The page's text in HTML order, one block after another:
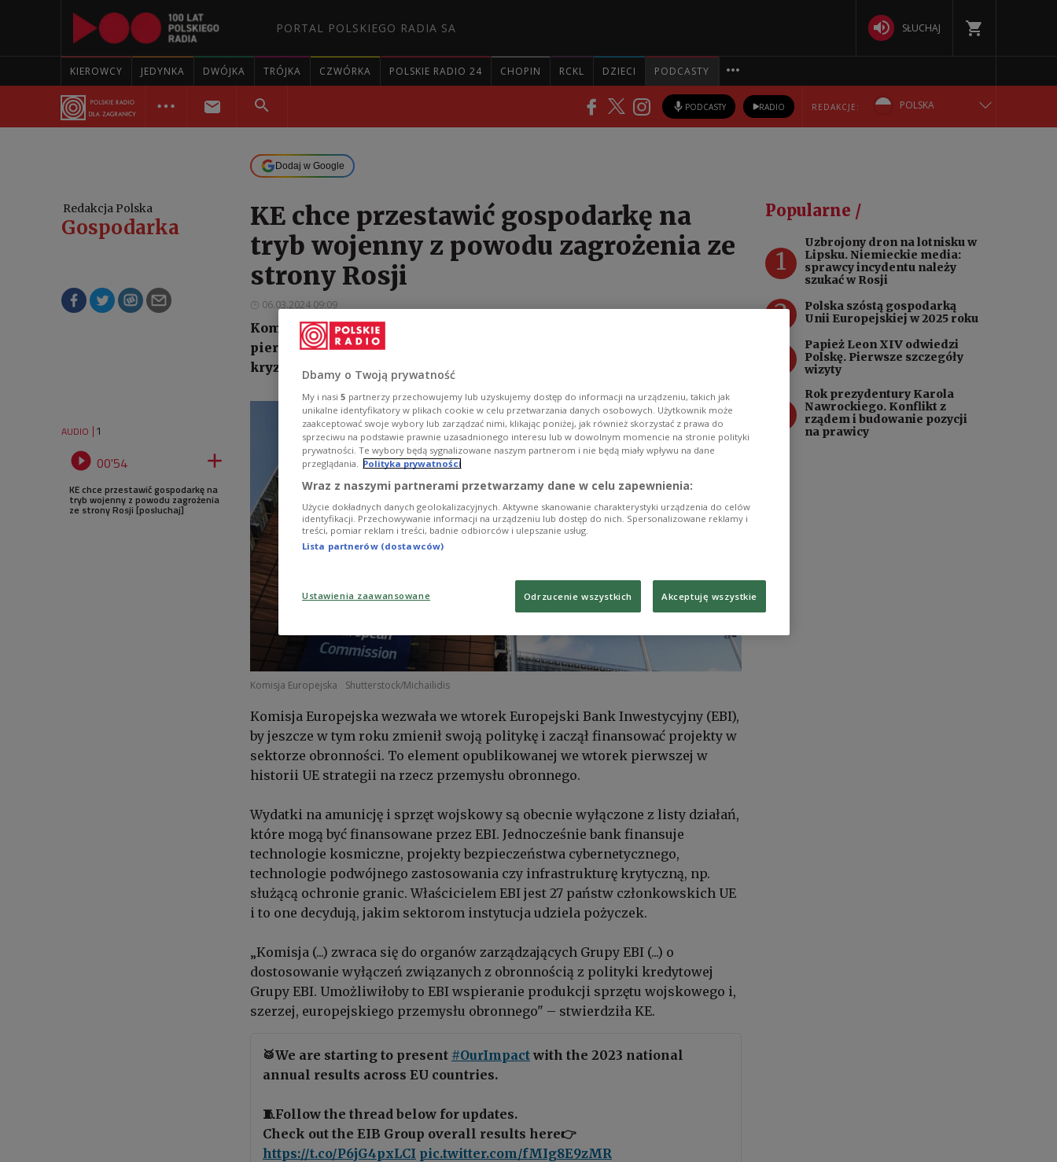
PORTAL POLSKIEGO RADIA SA SŁUCHAJ
KIEROWCY JEDYNKA DWÓJKA TRÓJKA CZWÓRKA POLSKIE RADIO 24 CHOPIN RCKL DZIECI PODCASTY
PODCASTY RADIO REDAKCJE: POLSKA
РУССКИЙ
УКРАЇНСЬКА
Dodaj w Google
Redakcja Polska
Gospodarka
KE chce przestawić gospodarkę na
tryb wojenny z powodu zagrożenia ze
strony Rosji
06.03.2024 09:09
Komisja Europejska zaprezentowała strategię dla przemysłu obronnego,
pierwszą tego typu w historii. Chodzi o to, by przejść od reagowania
kryzysowego do trybu gotowości obronnej
AUDIO 1
 00'54 
KE chce przestawić gospodarkę na
tryb wojenny z powodu zagrożenia
ze strony Rosji [posluchaj]
Komisja Europejska Shutterstock/Michailidis
Komisja Europejska wezwała we wtorek Europejski Bank Inwestycyjny (EBI),
by jeszcze w tym roku zmienił swoją politykę i zaczął finansować projekty w
sektorze obronności. To element opublikowanej we wtorek pierwszej w
historii UE strategii na rzecz przemysłu obronnego.
Wydatki na amunicję i sprzęt wojskowy są obecnie wyłączone z listy działań,
które mogą być finansowane przez EBI. Jednocześnie bank finansuje
technologie kosmiczne, projekty bezpieczeństwa cybernetycznego,
technologie podwójnego zastosowania czy infrastrukturę krytyczną, np.
służącą ochronie granic. Właścicielem EBI jest 27 państw członkowskich UE
i to one decydują, jakim sektorom instytucja udziela pożyczek.
„Komisja (...) zwraca się do organów zarządzających Grupy EBI (...) o
dostosowanie wyłączeń związanych z obronnością z polityki kredytowej
Grupy EBI. Umożliwiłoby to EBI wspieranie produkcji sprzętu wojskowego i,
szerzej, europejskiego przemysłu obronnego" – stwierdziła KE.
🥁We are starting to present #OurImpact with the 2023 national
annual results across EU countries.
🧵Follow the thread below for updates.
Check out the EIB Group overall results here👉
https://t.co/P6jG4pxLCI pic.twitter.com/fMIg8E9zMR
Popularne /
1
Uzbrojony dron na lotnisku w
Lipsku. Niemieckie media:
sprawcy incydentu należy
szukać w Rosji
2
Polska szóstą gospodarką
Unii Europejskiej w 2025 roku
Papież Leon XIV odwiedzi
Polskę. Pierwsze szczegóły
wizyty
Rok prezydentury Karola
Nawrockiego. Konflikt z
rządem i budowanie pozycji
na prawicy
Dbamy o Twoją prywatność
My i nasi 5 partnerzy przechowujemy lub uzyskujemy dostęp do informacji na urządzeniu, takich jak
unikalne identyfikatory w plikach cookie w celu przetwarzania danych osobowych. Użytkownik może
zaakceptować swoje wybory lub zarządzać nimi, klikając poniżej, jak również skorzystać z prawa do
sprzeciwu na podstawie prawnie uzasadnionego interesu lub w dowolnym momencie na stronie polityki
prywatności. Te wybory będą sygnalizowane naszym partnerom i nie będą miały wpływu na dane
przeglądania.
Polityka prywatności
Wraz z naszymi partnerami przetwarzamy dane w celu zapewnienia:
Użycie dokładnych danych geolokalizacyjnych. Aktywne skanowanie charakterystyki urządzenia do celów
identyfikacji. Przechowywanie informacji na urządzeniu lub dostęp do nich. Spersonalizowane reklamy i
treści, pomiar reklam i treści, badnie odbiorców i ulepszanie usług.
Lista partnerów (dostawców)
Ustawienia zaawansowane Odrzucenie wszystkich Akceptuję wszystkie